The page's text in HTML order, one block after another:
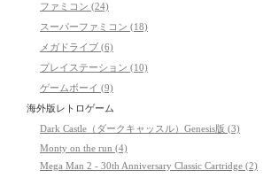
ファミコン (24)
スーパーファミコン (18)
メガドライブ (6)
プレイステーション (10)
ゲームボーイ (9)
海外版レトロゲーム
Dark Castle（ダークキャッスル）Genesis版 (3)
Monty on the run (4)
Mega Man 2 - 30th Anniversary Classic Cartridge (2)